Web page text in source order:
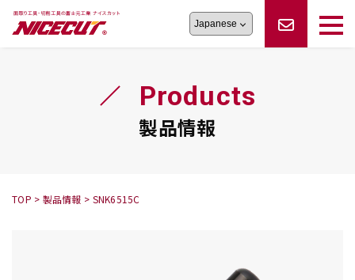
旋盤工具シリーズ
シリーズ
オーダー品依頼
フェイス・ショルダーシリーズかんたんオーダー
トラブルシューティング
ロックピンの逆ジメに注意
Products
製品情報
TOP > 製品情報 > SNK6515C